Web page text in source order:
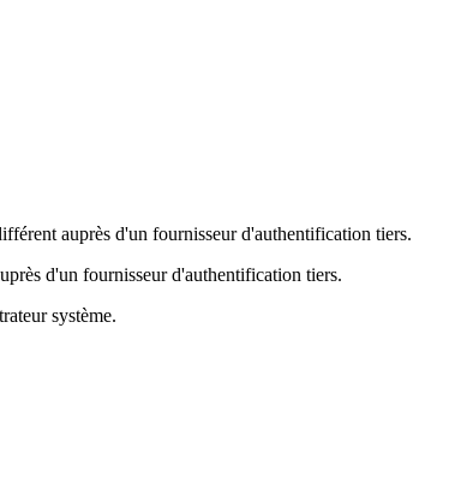
auprès d'un fournisseur d'authentification tiers.
d'un fournisseur d'authentification tiers.
système.